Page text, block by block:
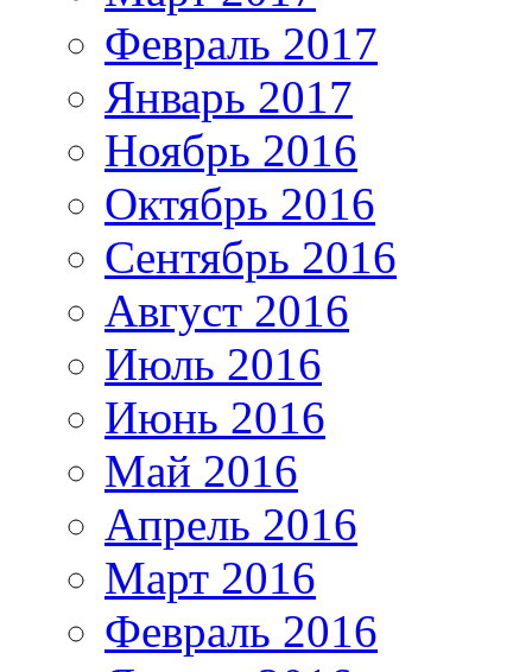
Февраль 2017
Январь 2017
Ноябрь 2016
Октябрь 2016
Сентябрь 2016
Август 2016
Июль 2016
Июнь 2016
Май 2016
Апрель 2016
Март 2016
Февраль 2016